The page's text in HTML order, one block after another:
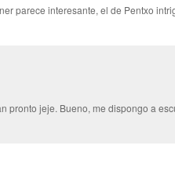
parece interesante, el de Pentxo
pronto jeje. Bueno, me dispongo a